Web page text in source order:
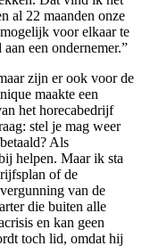
al 22 maanden onze
voor elkaar te
een ondernemer.”
zijn er ook voor de
maakte een
het horecabedrijf
stel je mag weer
Als
helpen. Maar ik sta
of de
van de
die buiten alle
en kan geen
toch lid, omdat hij